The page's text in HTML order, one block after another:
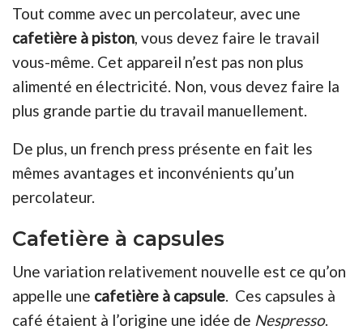
Tout comme avec un percolateur, avec une
cafetière à piston, vous devez faire le travail
vous-même. Cet appareil n’est pas non plus
alimenté en électricité. Non, vous devez faire la
plus grande partie du travail manuellement.
De plus, un french press présente en fait les
mêmes avantages et inconvénients qu’un
percolateur.
Cafetière à capsules
Une variation relativement nouvelle est ce qu’on
appelle une cafetière à capsule. Ces capsules à
café étaient à l’origine une idée de Nespresso.